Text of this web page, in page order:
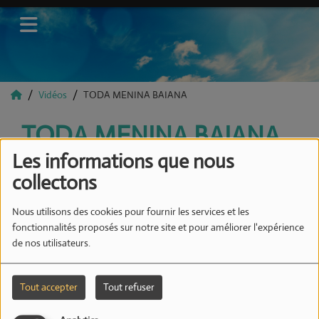
Les informations que nous
collectons
Nous utilisons des cookies pour fournir les services et les
fonctionnalités proposés sur notre site et pour améliorer l'expérience
de nos utilisateurs.
Tout accepter Tout refuser
Vidéos TODA MENINA BAIANA
TODA MENINA BAIANA